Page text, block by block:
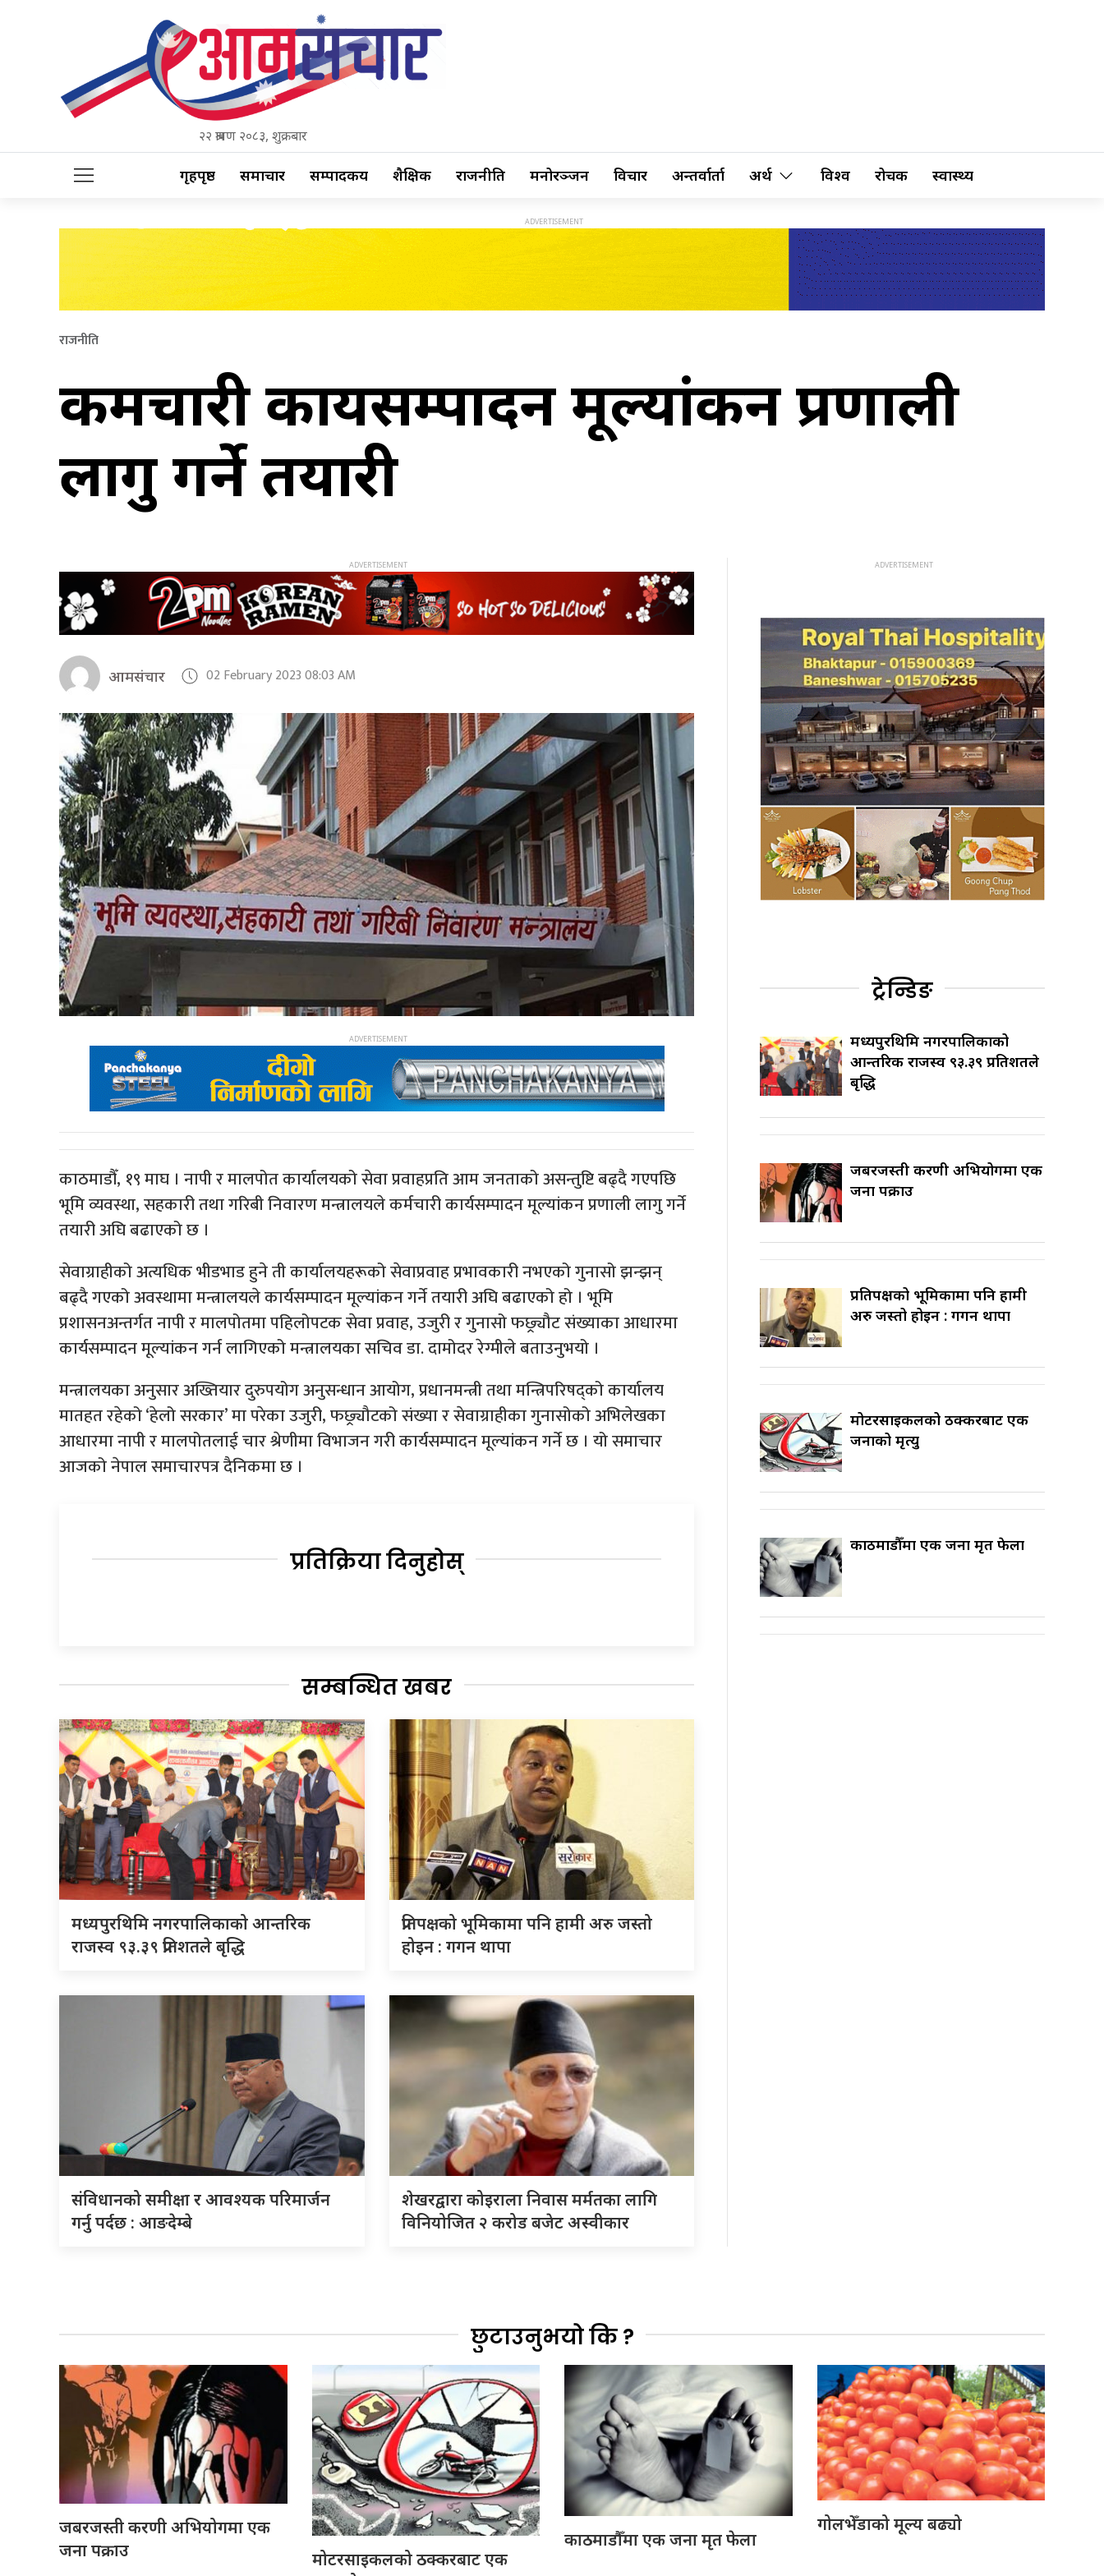
२२ श्रावण २०८३, शुक्रबार
गृहपृष्ठ समाचार सम्पादकीय शैक्षिक राजनीति मनोरञ्जन विचार अन्तर्वार्ता अर्थ विश्व रोचक स्वास्थ्य
राजनीति
कर्मचारी कार्यसम्पादन मूल्यांकन प्रणाली
लागु गर्ने तयारी
आमसंचार 02 February 2023 08:03 AM
काठमाडौँ, १९ माघ । नापी र मालपोत कार्यालयको सेवा प्रवाहप्रति आम जनताको असन्तुष्टि बढ्दै गएपछि
भूमि व्यवस्था, सहकारी तथा गरिबी निवारण मन्त्रालयले कर्मचारी कार्यसम्पादन मूल्यांकन प्रणाली लागु गर्ने
तयारी अघि बढाएको छ ।
सेवाग्राहीको अत्यधिक भीडभाड हुने ती कार्यालयहरूको सेवाप्रवाह प्रभावकारी नभएको गुनासो झन्झन्
बढ्दै गएको अवस्थामा मन्त्रालयले कार्यसम्पादन मूल्यांकन गर्ने तयारी अघि बढाएको हो । भूमि
प्रशासनअन्तर्गत नापी र मालपोतमा पहिलोपटक सेवा प्रवाह, उजुरी र गुनासो फछ्र्यौट संख्याका आधारमा
कार्यसम्पादन मूल्यांकन गर्न लागिएको मन्त्रालयका सचिव डा. दामोदर रेग्मीले बताउनुभयो ।
मन्त्रालयका अनुसार अख्तियार दुरुपयोग अनुसन्धान आयोग, प्रधानमन्त्री तथा मन्त्रिपरिषद्को कार्यालय
मातहत रहेको ‘हेलो सरकार’ मा परेका उजुरी, फछ्र्यौटको संख्या र सेवाग्राहीका गुनासोको अभिलेखका
आधारमा नापी र मालपोतलाई चार श्रेणीमा विभाजन गरी कार्यसम्पादन मूल्यांकन गर्ने छ । यो समाचार
आजको नेपाल समाचारपत्र दैनिकमा छ ।
प्रतिक्रिया दिनुहोस्
सम्बन्धित खबर
मध्यपुरथिमि नगरपालिकाको आन्तरिक
राजस्व ९३.३९ प्रतिशतले बृद्धि
प्रतिपक्षको भूमिकामा पनि हामी अरु जस्तो
होइन : गगन थापा
संविधानको समीक्षा र आवश्यक परिमार्जन
गर्नु पर्दछ : आङदेम्बे
शेखरद्वारा कोइराला निवास मर्मतका लागि
विनियोजित २ करोड बजेट अस्वीकार
ट्रेन्डिङ
मध्यपुरथिमि नगरपालिकाको
आन्तरिक राजस्व ९३.३९ प्रतिशतले
बृद्धि
जबरजस्ती करणी अभियोगमा एक
जना पक्राउ
प्रतिपक्षको भूमिकामा पनि हामी
अरु जस्तो होइन : गगन थापा
मोटरसाइकलको ठक्करबाट एक
जनाको मृत्यु
काठमाडौँमा एक जना मृत फेला
छुटाउनुभयो कि ?
जबरजस्ती करणी अभियोगमा एक
जना पक्राउ
मोटरसाइकलको ठक्करबाट एक
काठमाडौँमा एक जना मृत फेला
गोलभेँडाको मूल्य बढ्यो